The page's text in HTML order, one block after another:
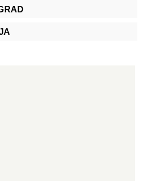
ZA PONETI BUM 4 (4 pleskavice, 12
kobasica, 4 lepinje, 2 salate) BUM 2 (2
pljeskavica, par kobasica, 2
PUNJENI ROŠTILj PILEĆE BELO PILEĆI